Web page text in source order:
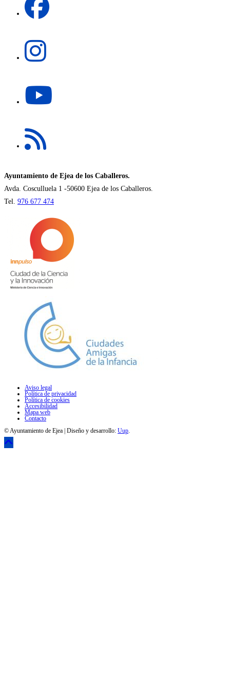
pestaña
abre
abre
nueva
pestaña
en
nueva
pestaña
Ayuntamiento de Ejea de los Caballeros.
Avda. Cosculluela 1 -50600 Ejea de los Caballeros.
Tel. 976 677 474
Aviso legal
Política de privacidad
Política de cookies
Accesibilidad
Mapa web
Contacto
© Ayuntamiento de Ejea | Diseño y desarrollo: Uup.